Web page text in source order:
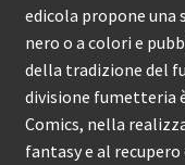
edicola propone una
nero o a colori e
della tradizione del
divisione fumetteria
Comics, nella
fantasy e al